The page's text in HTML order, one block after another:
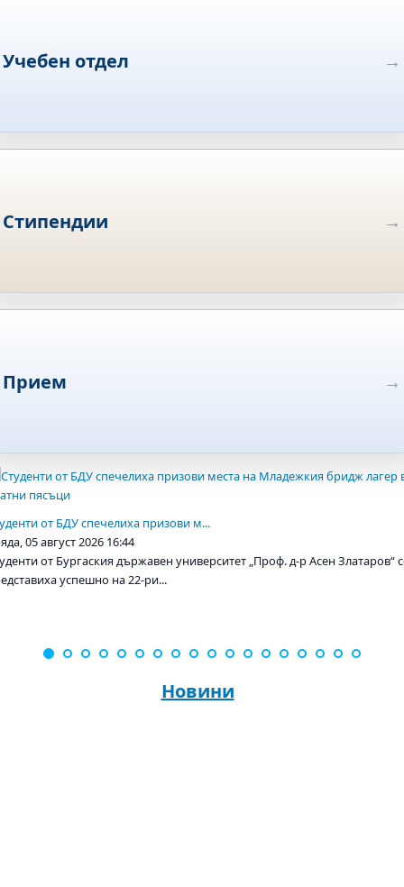
Учебен отдел
Стипендии
Прием
от БДУ спечелиха призови м...
05 август 2026 16:44
от Бургаския държавен университет „Проф. д-р Асен Златаров“
успешно на 22-ри...
Новини